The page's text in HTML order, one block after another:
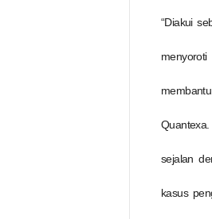
“Diakui
sejalan
kasus